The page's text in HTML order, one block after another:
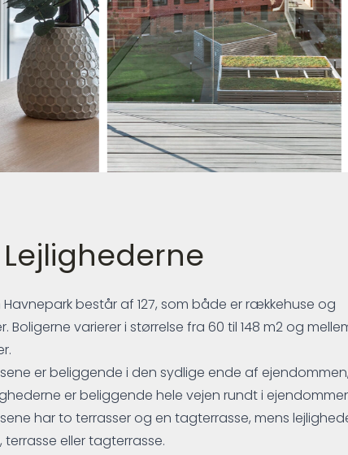
Havnepark består af 127, som både er rækkehuse og
Boligerne varierer i størrelse fra 60 til 148 m2 og
er beliggende i den sydlige ende af ejendommen,
er beliggende hele vejen rundt i
har to terrasser og en tagterrasse, mens
terrasse eller tagterrasse.